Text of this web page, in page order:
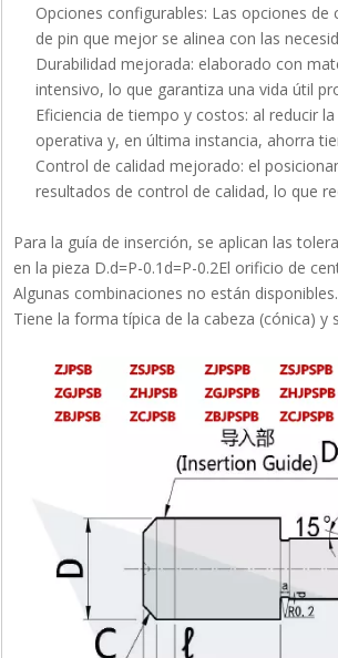
Opciones configurables: Las opciones
de pin que mejor se alinea con las
Durabilidad mejorada: elaborado con
intensivo, lo que garantiza una vida útil
Eficiencia de tiempo y costos: al reducir
operativa y, en última instancia, ahorra
Control de calidad mejorado: el
resultados de control de calidad, lo que
Para la guía de inserción, se aplican las
en la pieza D.d=P-0.1d=P-0.2El orificio de
Algunas combinaciones no están
Tiene la forma típica de la cabeza (cónica)